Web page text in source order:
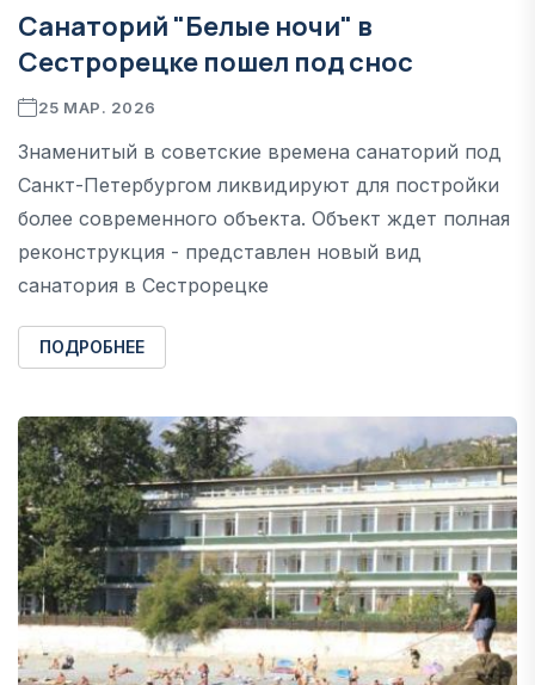
Санаторий "Белые ночи" в
Сестрорецке пошел под снос
25 МАР. 2026
Знаменитый в советские времена санаторий под
Санкт-Петербургом ликвидируют для постройки
более современного объекта. Объект ждет полная
реконструкция - представлен новый вид
санатория в Сестрорецке
ПОДРОБНЕЕ